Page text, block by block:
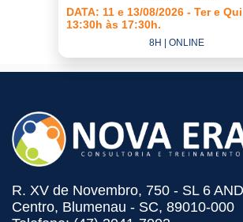
DATA: 11 e 13/08/2026 - Ter e
13:30h às 17:30h.
8H | ONLINE
R. XV de Novembro, 750 - SL 6
Centro, Blumenau - SC, 89010-000